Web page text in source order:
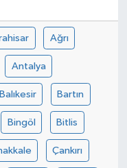
Ağrı
Antalya
Balıkesir Bartın
Bingöl Bitlis
Çankırı